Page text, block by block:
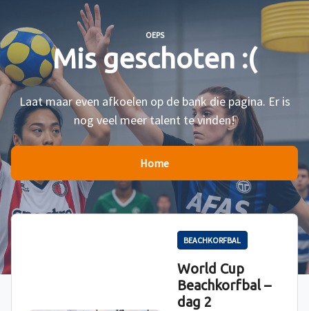
OEPS
Mis geschoten :(
Laat maar even afkoelen op de bank die pagina. Er is
nog veel meer talent te vinden!
Home
BEACHKORFBAL
World Cup
Beachkorfbal –
dag 2